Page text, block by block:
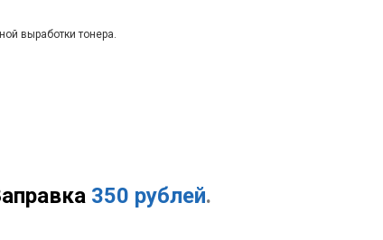
выработки тонера.
350 рублей.